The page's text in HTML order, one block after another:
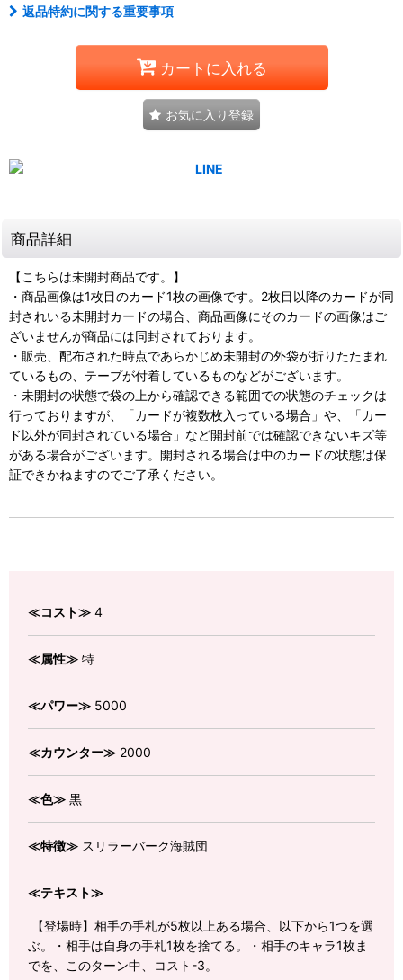
返品特約に関する重要事項
カートに入れる
お気に入り登録
商品詳細
【こちらは未開封商品です。】
・商品画像は1枚目のカード1枚の画像です。2枚目以降のカードが同
封されいる未開封カードの場合、商品画像にそのカードの画像はご
ざいませんが商品には同封されております。
・販売、配布された時点であらかじめ未開封の外袋が折りたたまれ
ているもの、テープが付着しているものなどがございます。
・未開封の状態で袋の上から確認できる範囲での状態のチェックは
行っておりますが、「カードが複数枚入っている場合」や、「カー
ド以外が同封されている場合」など開封前では確認できないキズ等
がある場合がございます。開封される場合は中のカードの状態は保
証できかねますのでご了承ください。
≪コスト≫ 4
≪属性≫ 特
≪パワー≫ 5000
≪カウンター≫ 2000
≪色≫ 黒
≪特徴≫ スリラーバーク海賊団
≪テキスト≫
【登場時】相手の手札が5枚以上ある場合、以下から1つを選
ぶ。・相手は自身の手札1枚を捨てる。・相手のキャラ1枚ま
でを、このターン中、コスト-3。